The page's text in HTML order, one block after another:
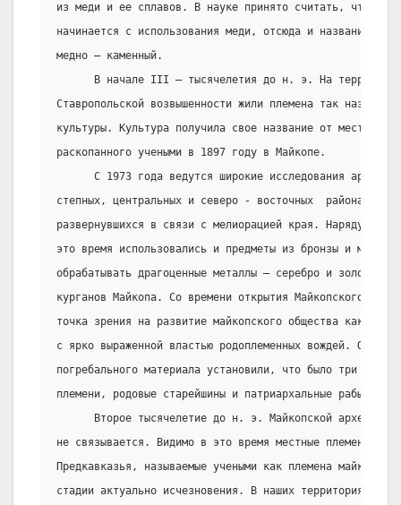
из меди и ее сплавов. В науке принято считать, что
начинается с использования меди, отсюда и название
медно – каменный.
В начале III – тысячелетия до н. э. На
Ставропольской возвышенности жили племена так
культуры. Культура получила свое название от
раскопанного учеными в 1897 году в Майкопе.
С 1973 года ведутся широкие исследования
степных, центральных и северо - восточных  районах и
развернувшихся в связи с мелиорацией края. Наряду с
это время использовались и предметы из бронзы и меди.
обрабатывать драгоценные металлы – серебро и золото,
курганов Майкопа. Со времени открытия Майкопского
точка зрения на развитие майкопского общества как
с ярко выраженной властью родоплеменных вождей.
погребального материала установили, что было три слоя
племени, родовые старейшины и патриархальные рабы.
Второе тысячелетие до н. э. Майкопской
не связывается. Видимо в это время местные племена
Предкавказья, называемые учеными как племена
стадии актуально исчезновения. В наших территория на